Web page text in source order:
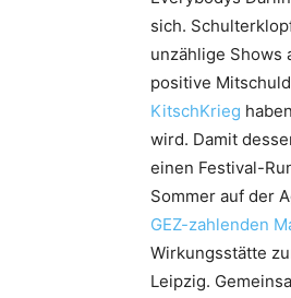
sich.
unzählige Shows
positive
KitschKrieg
wird. Damit
einen Festival-
Sommer auf der
GEZ-zahlenden
Wirkungsstätte
Leipzig.